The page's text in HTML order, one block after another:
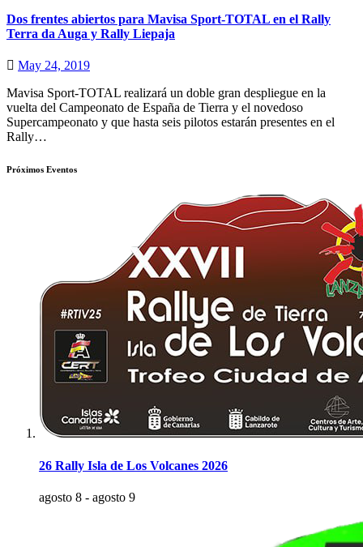
Dos frentes abiertos para Mavisa Sport-TOTAL en el Rally
Terra da Auga y Rally Liepaja
May 24, 2019
Mavisa Sport-TOTAL realizará un doble gran despliegue en la
vuelta del Campeonato de España de Tierra y el novedoso
Supercampeonato y que hasta seis pilotos estarán presentes en el
Rally…
Próximos Eventos
26 Rally Isla de Los Volcanes 2026
agosto 8 - agosto 9